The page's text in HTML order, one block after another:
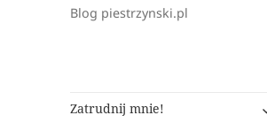
Blog piestrzynski.pl
Zatrudnij mnie!